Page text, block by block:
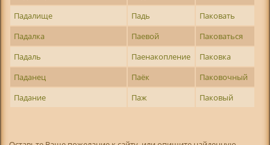
Падалище
Падь
Паковать
Падалка
Паевой
Паковаться
Падаль
Паенакопление
Паковка
Паданец
Паёк
Паковочный
Падание
Паж Паковый